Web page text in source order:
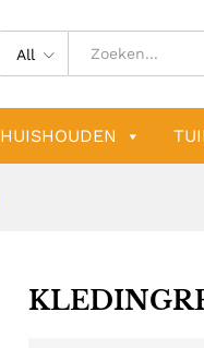
All
HUISHOUDEN